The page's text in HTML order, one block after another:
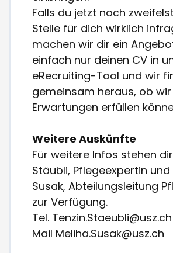
Falls du jetzt noch
Stelle für dich wirklich
machen wir dir ein
einfach nur deinen CV in
eRecruiting-Tool und wir
gemeinsam heraus, ob
Erwartungen erfüllen
Weitere Auskünfte
Für weitere Infos stehen
Stäubli, Pflegeexpertin und
Susak, Abteilungsleitung
zur Verfügung.
Tel. Tenzin.Staeubli@usz.ch
Mail Meliha.Susak@usz.ch